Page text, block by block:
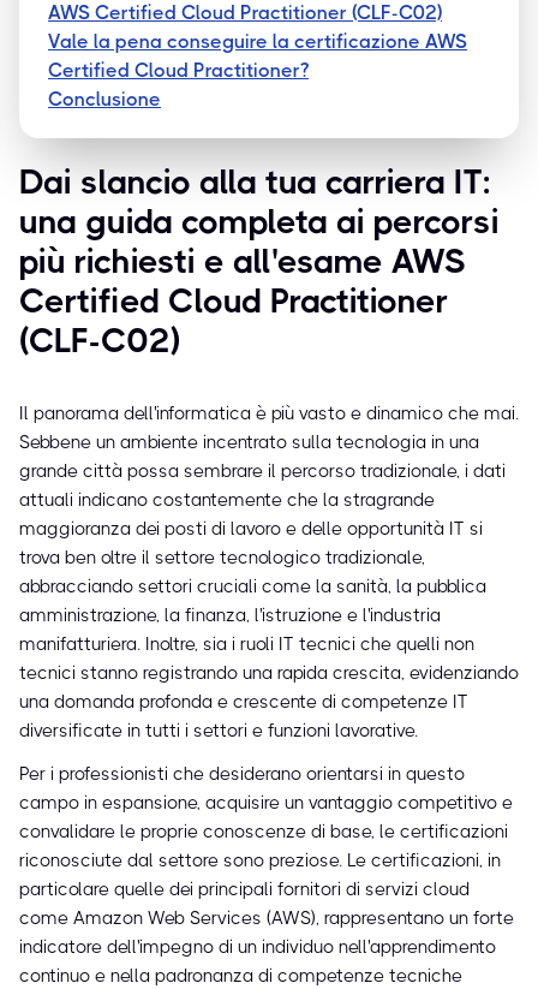
AWS Certified Cloud Practitioner (CLF-C02)
Vale la pena conseguire la certificazione AWS
Certified Cloud Practitioner?
Conclusione
Dai slancio alla tua carriera IT:
una guida completa ai percorsi
più richiesti e all'esame AWS
Certified Cloud Practitioner
(CLF-C02)
Il panorama dell'informatica è più vasto e dinamico che mai.
Sebbene un ambiente incentrato sulla tecnologia in una
grande città possa sembrare il percorso tradizionale, i dati
attuali indicano costantemente che la stragrande
maggioranza dei posti di lavoro e delle opportunità IT si
trova ben oltre il settore tecnologico tradizionale,
abbracciando settori cruciali come la sanità, la pubblica
amministrazione, la finanza, l'istruzione e l'industria
manifatturiera. Inoltre, sia i ruoli IT tecnici che quelli non
tecnici stanno registrando una rapida crescita, evidenziando
una domanda profonda e crescente di competenze IT
diversificate in tutti i settori e funzioni lavorative.
Per i professionisti che desiderano orientarsi in questo
campo in espansione, acquisire un vantaggio competitivo e
convalidare le proprie conoscenze di base, le certificazioni
riconosciute dal settore sono preziose. Le certificazioni, in
particolare quelle dei principali fornitori di servizi cloud
come Amazon Web Services (AWS), rappresentano un forte
indicatore dell'impegno di un individuo nell'apprendimento
continuo e nella padronanza di competenze tecniche